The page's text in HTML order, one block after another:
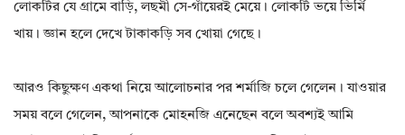
লোকটির যে গ্রামে বাড়ি, লছমী সে-গাঁয়েরই মেয়ে। লোকটি ভয়ে ভির্মি
খায়। জ্ঞান হলে দেখে টাকাকড়ি সব খোয়া গেছে।
আরও কিছুক্ষণ একথা নিয়ে আলোচনার পর শর্মাজি চলে গেলেন। যাওয়ার
সময় বলে গেলেন, আপনাকে মোহনজি এনেছেন বলে অবশ্যই আমি